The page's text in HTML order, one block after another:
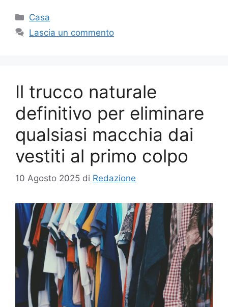
Categorie
Casa
Lascia un commento
Il trucco naturale
definitivo per eliminare
qualsiasi macchia dai
vestiti al primo colpo
10 Agosto 2025 di Redazione